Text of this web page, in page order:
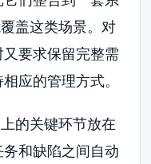
盖这类场景。对
要求保留完整需
应的管理方式。
的关键环节放在
和缺陷之间自动